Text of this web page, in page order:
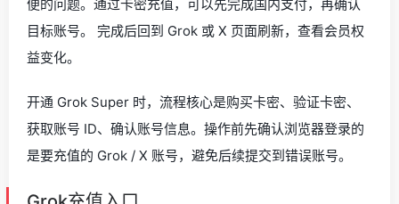
便的问题。通过卡密充值，可以先完成国内支付，再确认
目标账号。 完成后回到 Grok 或 X 页面刷新，查看会员权
益变化。
开通 Grok Super 时，流程核心是购买卡密、验证卡密、
获取账号 ID、确认账号信息。操作前先确认浏览器登录的
是要充值的 Grok / X 账号，避免后续提交到错误账号。